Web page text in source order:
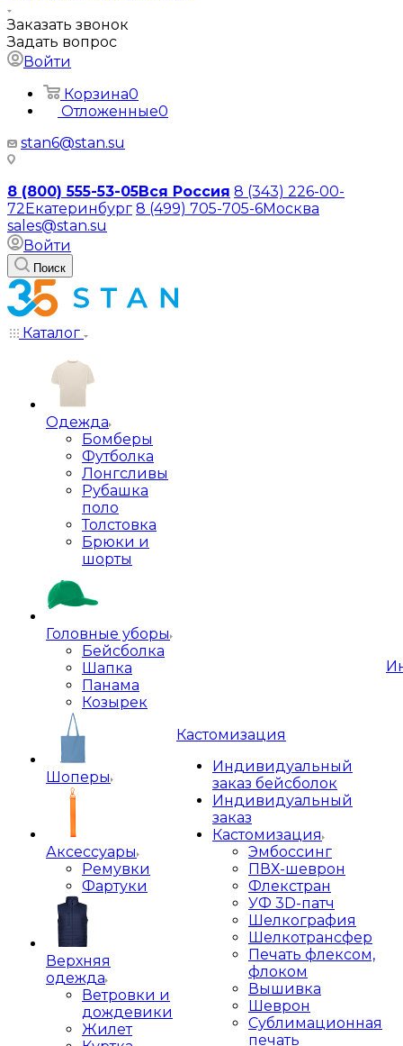
Заказать звонок
Задать вопрос
Войти
Корзина0
Отложенные0
stan6@stan.su
8 (800) 555-53-05Вся Россия 8 (343) 226-00-
72Екатеринбург 8 (499) 705-705-6Москва
sales@stan.su
Войти
Поиск
Каталог
Одежда
Бомберы
Футболка
Лонгсливы
Рубашка
поло
Толстовка
Брюки и
шорты
Головные уборы
Бейсболка
Шапка
Панама
Козырек
Шоперы
Аксессуары
Ремувки
Фартуки
Верхняя
одежда
Ветровки и
дождевики
Жилет
Кастомизация
Индивидуальный
заказ бейсболок
Индивидуальный
заказ
Кастомизация
Эмбоссинг
ПВХ-шеврон
Флекстран
УФ 3D-патч
Шелкография
Шелкотрансфер
Печать флексом,
флоком
Вышивка
Шеврон
Сублимационная
печать